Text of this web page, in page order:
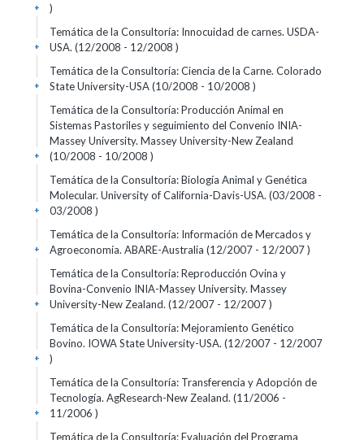
)
+
Temática de la Consultoría: Innocuidad de carnes. USDA-
USA. (12/2008 - 12/2008 )
+
Temática de la Consultoría: Ciencia de la Carne. Colorado
State University-USA (10/2008 - 10/2008 )
+
Temática de la Consultoría: Producción Animal en
Sistemas Pastoriles y seguimiento del Convenio INIA-
Massey University. Massey University-New Zealand
(10/2008 - 10/2008 )
+
Temática de la Consultoría: Biología Animal y Genética
Molecular. University of California-Davis-USA. (03/2008 -
03/2008 )
+
Temática de la Consultoría: Información de Mercados y
Agroeconomía. ABARE-Australia (12/2007 - 12/2007 )
+
Temática de la Consultoría: Reproducción Ovina y
Bovina-Convenio INIA-Massey University. Massey
University-New Zealand. (12/2007 - 12/2007 )
+
Temática de la Consultoría: Mejoramiento Genético
Bovino. IOWA State University-USA. (12/2007 - 12/2007
)
+
Temática de la Consultoría: Transferencia y Adopción de
Tecnología. AgResearch-New Zealand. (11/2006 -
11/2006 )
+
Temática de la Consultoría: Evaluación del Programa